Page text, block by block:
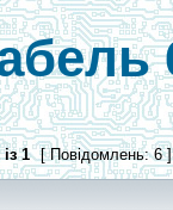
із1 [ Повідомлень: 6